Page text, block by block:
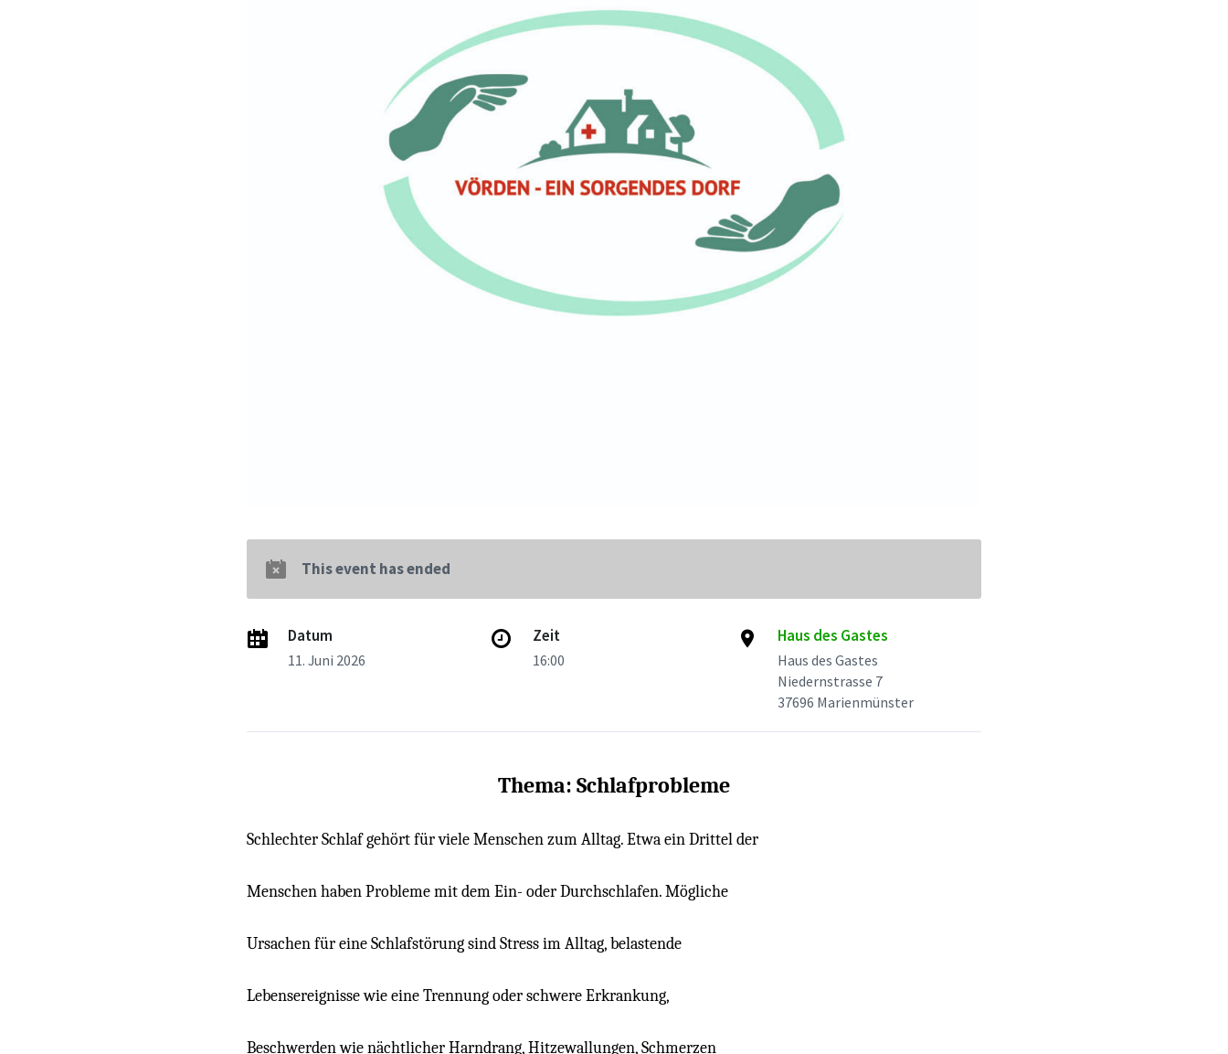
This event has ended
Datum
11. Juni 2026
Zeit
16:00
Haus des Gastes
Haus des Gastes
Niedernstrasse 7
37696 Marienmünster
Thema: Schlafprobleme
Schlechter Schlaf gehört für viele Menschen zum Alltag. Etwa ein Drittel der
Menschen haben Probleme mit dem Ein- oder Durchschlafen. Mögliche
Ursachen für eine Schlafstörung sind Stress im Alltag, belastende
Lebensereignisse wie eine Trennung oder schwere Erkrankung,
Beschwerden wie nächtlicher Harndrang, Hitzewallungen, Schmerzen